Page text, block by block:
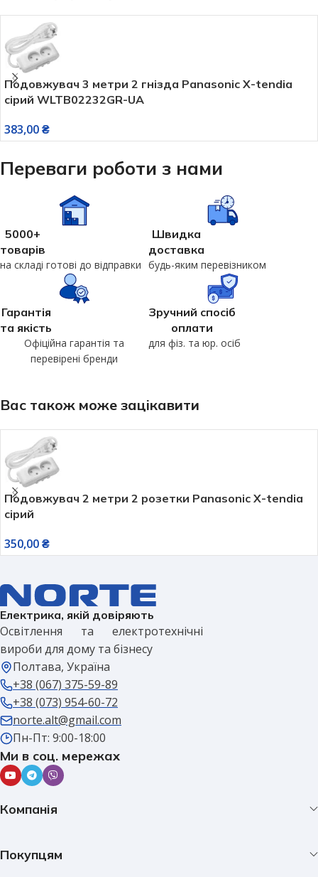
Подовжувач 3 метри 2 гнізда Panasonic X-tendia
сірий WLTB02232GR-UA
383,00₴
Переваги роботи з нами
5000+
товарів
на складі готові до відправки
Швидка
доставка
будь-яким перевізником
Гарантія
та якість
Офіційна гарантія та
перевірені бренди
Зручний спосіб
оплати
для фіз. та юр. осіб
Вас також може зацікавити
Подовжувач 2 метри 2 розетки Panasonic X-tendia
сірий
350,00₴
Електрика, якій довіряють
Освітлення та електротехнічні
вироби для дому та бізнесу
Полтава, Україна
+38 (067) 375-59-89
+38 (073) 954-60-72
norte.alt@gmail.com
Пн-Пт: 9:00-18:00
Ми в соц. мережах
Компанія
Покупцям